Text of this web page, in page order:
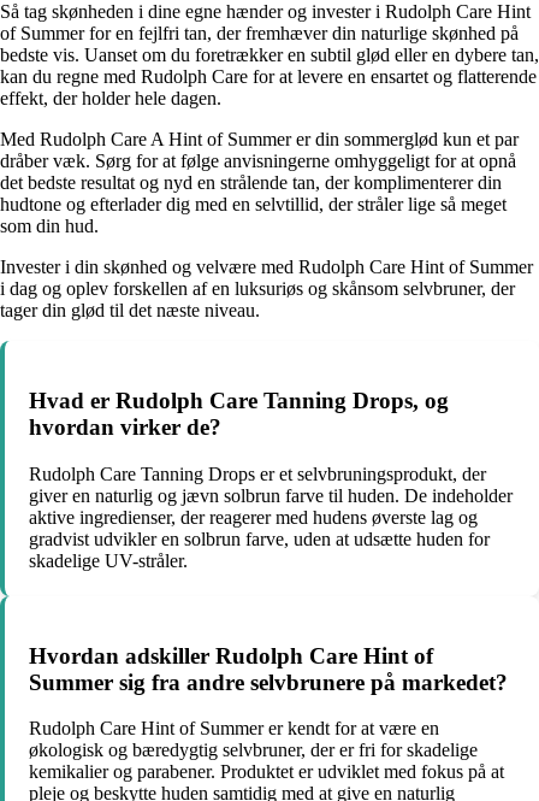
Så tag skønheden i dine egne hænder og invester i Rudolph Care Hint
of Summer for en fejlfri tan, der fremhæver din naturlige skønhed på
bedste vis. Uanset om du foretrækker en subtil glød eller en dybere tan,
kan du regne med Rudolph Care for at levere en ensartet og flatterende
effekt, der holder hele dagen.
Med Rudolph Care A Hint of Summer er din sommerglød kun et par
dråber væk. Sørg for at følge anvisningerne omhyggeligt for at opnå
det bedste resultat og nyd en strålende tan, der komplimenterer din
hudtone og efterlader dig med en selvtillid, der stråler lige så meget
som din hud.
Invester i din skønhed og velvære med Rudolph Care Hint of Summer
i dag og oplev forskellen af en luksuriøs og skånsom selvbruner, der
tager din glød til det næste niveau.
Hvad er Rudolph Care Tanning Drops, og
hvordan virker de?
Rudolph Care Tanning Drops er et selvbruningsprodukt, der
giver en naturlig og jævn solbrun farve til huden. De indeholder
aktive ingredienser, der reagerer med hudens øverste lag og
gradvist udvikler en solbrun farve, uden at udsætte huden for
skadelige UV-stråler.
Hvordan adskiller Rudolph Care Hint of
Summer sig fra andre selvbrunere på markedet?
Rudolph Care Hint of Summer er kendt for at være en
økologisk og bæredygtig selvbruner, der er fri for skadelige
kemikalier og parabener. Produktet er udviklet med fokus på at
pleje og beskytte huden samtidig med at give en naturlig